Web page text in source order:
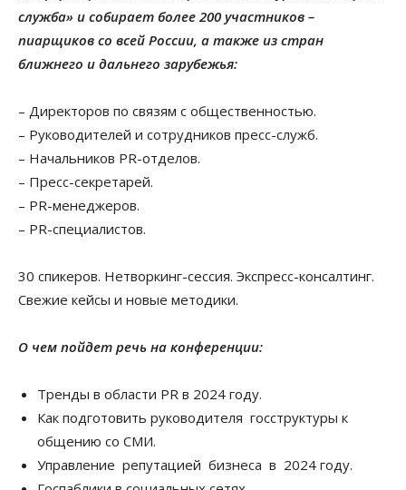
служба» и собирает более 200 участников –
пиарщиков со всей России, а также из стран
ближнего и дальнего зарубежья:
– Директоров по связям с общественностью.
– Руководителей и сотрудников пресс-служб.
– Начальников PR-отделов.
– Пресс-секретарей.
– PR-менеджеров.
– PR-специалистов.
30 спикеров. Нетворкинг-сессия. Экспресс-консалтинг.
Свежие кейсы и новые методики.
О чем пойдет речь на конференции:
Тренды в области PR в 2024 году.
Как подготовить руководителя госструктуры к
общению со СМИ.
Управление репутацией бизнеса в 2024 году.